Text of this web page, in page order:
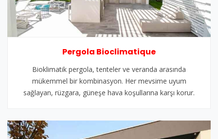
Pergola Bioclimatique
Bioklimatik pergola, tenteler ve veranda arasında
mükemmel bir kombinasyon. Her mevsime uyum
sağlayan, rüzgara, güneşe hava koşullarına karşı korur.